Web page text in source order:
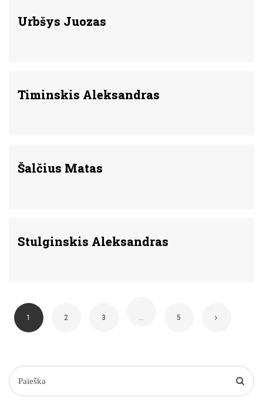
Urbšys Juozas
Timinskis Aleksandras
Šalčius Matas
Stulginskis Aleksandras
1 2 3 … 5